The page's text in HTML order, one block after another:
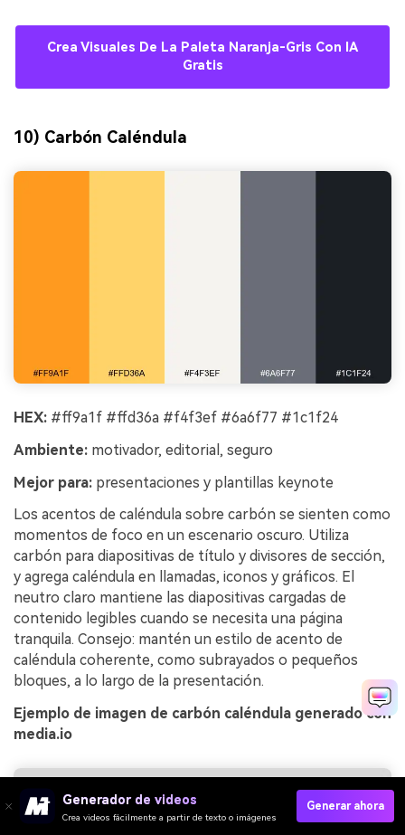
Crea Visuales De La Paleta Naranja-Gris Con IA
Gratis
10) Carbón Caléndula
HEX: #ff9a1f #ffd36a #f4f3ef #6a6f77 #1c1f24
Ambiente: motivador, editorial, seguro
Mejor para: presentaciones y plantillas keynote
Los acentos de caléndula sobre carbón se sienten como
momentos de foco en un escenario oscuro. Utiliza
carbón para diapositivas de título y divisores de sección,
y agrega caléndula en llamadas, iconos y gráficos. El
neutro claro mantiene las diapositivas cargadas de
contenido legibles cuando se necesita una página
tranquila. Consejo: mantén un estilo de acento de
caléndula coherente, como subrayados o pequeños
bloques, a lo largo de la presentación.
Ejemplo de imagen de carbón caléndula generado con
media.io
Generador de videos
Crea videos fácilmente a partir de texto o imágenes
Generar ahora